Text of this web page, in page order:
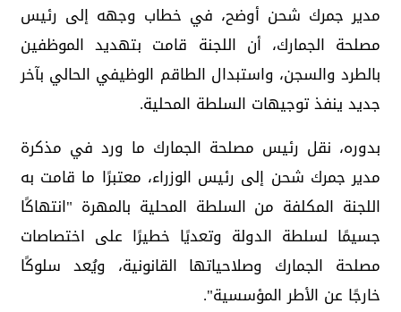
مدير جمرك شحن أوضح، في خطاب وجهه إلى رئيس
مصلحة الجمارك، أن اللجنة قامت بتهديد الموظفين
بالطرد والسجن، واستبدال الطاقم الوظيفي الحالي بآخر
جديد ينفذ توجيهات السلطة المحلية.
بدوره، نقل رئيس مصلحة الجمارك ما ورد في مذكرة
مدير جمرك شحن إلى رئيس الوزراء، معتبرًا ما قامت به
اللجنة المكلفة من السلطة المحلية بالمهرة "انتهاكًا
جسيمًا لسلطة الدولة وتعديًا خطيرًا على اختصاصات
مصلحة الجمارك وصلاحياتها القانونية، ويُعد سلوكًا
خارجًا عن الأطر المؤسسية".